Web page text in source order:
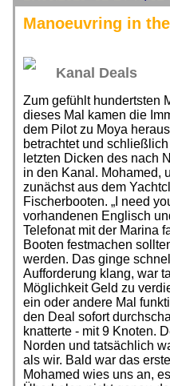
Manoeuvring in
Kanal Deals
Zum gefühlt hundertsten
dieses Mal kamen die
dem Pilot zu Moya
betrachtet und
letzten Dicken des nach
in den Kanal. Mohamed,
zunächst aus dem
Fischerbooten. „I need
vorhandenen Englisch
Telefonat mit der Marina
Booten festmachen
werden. Das ginge
Aufforderung klang, war
Möglichkeit Geld zu
ein oder andere Mal
den Deal sofort
knatterte - mit 9 Knoten.
Norden und tatsächlich
als wir. Bald war das
Mohamed wies uns an,